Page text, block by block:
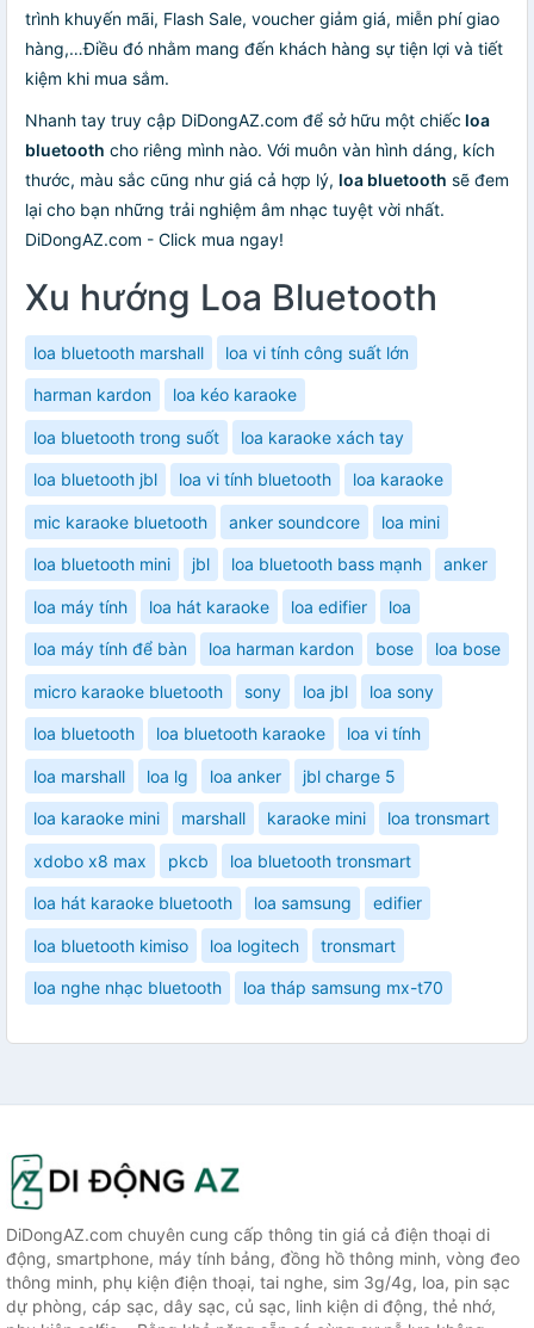
trình khuyến mãi, Flash Sale, voucher giảm giá, miễn phí giao
hàng,…Điều đó nhằm mang đến khách hàng sự tiện lợi và tiết
kiệm khi mua sắm.
Nhanh tay truy cập DiDongAZ.com để sở hữu một chiếc loa
bluetooth cho riêng mình nào. Với muôn vàn hình dáng, kích
thước, màu sắc cũng như giá cả hợp lý, loa bluetooth sẽ đem
lại cho bạn những trải nghiệm âm nhạc tuyệt vời nhất.
DiDongAZ.com - Click mua ngay!
Xu hướng Loa Bluetooth
loa bluetooth marshall loa vi tính công suất lớn
harman kardon loa kéo karaoke
loa bluetooth trong suốt loa karaoke xách tay
loa bluetooth jbl loa vi tính bluetooth loa karaoke
mic karaoke bluetooth anker soundcore loa mini
loa bluetooth mini jbl loa bluetooth bass mạnh anker
loa máy tính loa hát karaoke loa edifier loa
loa máy tính để bàn loa harman kardon bose loa bose
micro karaoke bluetooth sony loa jbl loa sony
loa bluetooth loa bluetooth karaoke loa vi tính
loa marshall loa lg loa anker jbl charge 5
loa karaoke mini marshall karaoke mini loa tronsmart
xdobo x8 max pkcb loa bluetooth tronsmart
loa hát karaoke bluetooth loa samsung edifier
loa bluetooth kimiso loa logitech tronsmart
loa nghe nhạc bluetooth loa tháp samsung mx-t70
DiDongAZ.com chuyên cung cấp thông tin giá cả điện thoại di
động, smartphone, máy tính bảng, đồng hồ thông minh, vòng đeo
thông minh, phụ kiện điện thoại, tai nghe, sim 3g/4g, loa, pin sạc
dự phòng, cáp sạc, dây sạc, củ sạc, linh kiện di động, thẻ nhớ,